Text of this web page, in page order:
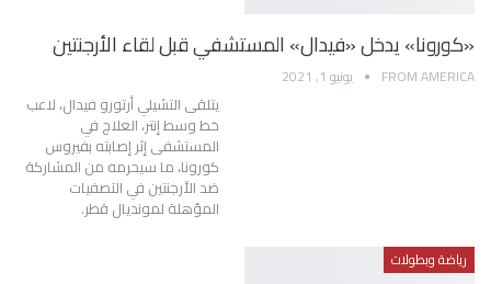
«كورونا» يدخل «فيدال» المستشفي قبل لقاء الأرجنتين
FROM AMERICA يونيو 1, 2021
يتلقى التشيلي أرتورو فيدال، لاعب
خط وسط إنتر، العلاج في
المستشفى إثر إصابته بفيروس
كورونا، ما سيحرمه من المشاركة
ضد الأرجنتين في التصفيات
المؤهلة لمونديال قطر.
رياضة وبطولات